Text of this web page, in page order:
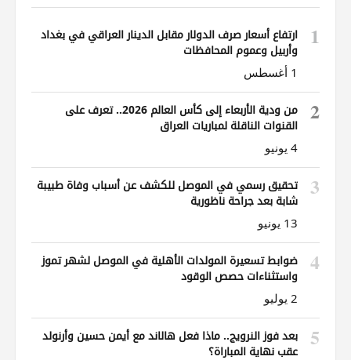
1
ارتفاع أسعار صرف الدولار مقابل الدينار العراقي في بغداد
وأربيل وعموم المحافظات
1 أغسطس
2
من ودية الأربعاء إلى كأس العالم 2026.. تعرف على
القنوات الناقلة لمباريات العراق
4 يونيو
3
تحقيق رسمي في الموصل للكشف عن أسباب وفاة طبيبة
شابة بعد جراحة ناظورية
13 يونيو
4
ضوابط تسعيرة المولدات الأهلية في الموصل لشهر تموز
واستثناءات حصص الوقود
2 يوليو
5
بعد فوز النرويج.. ماذا فعل هالاند مع أيمن حسين وأرنولد
عقب نهاية المباراة؟